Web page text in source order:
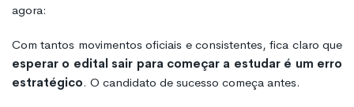
agora:
Com tantos movimentos oficiais e consistentes, fica claro que
esperar o edital sair para começar a estudar é um erro
estratégico. O candidato de sucesso começa antes.